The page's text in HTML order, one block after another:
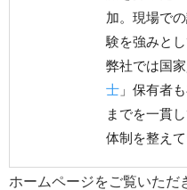
加。現場で
験を強みとし
弊社では国
士 」保有者
までを一貫
体制を整えて
ホームページをご覧いただ